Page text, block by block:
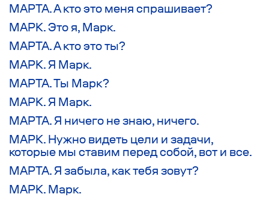
МАРТА. А кто это меня спрашивает?
МАРК. Это я, Марк.
МАРТА. А кто это ты?
МАРК. Я Марк.
МАРТА. Ты Марк?
МАРК. Я Марк.
МАРТА. Я ничего не знаю, ничего.
МАРК. Нужно видеть цели и задачи,
которые мы ставим перед собой, вот и все.
МАРТА. Я забыла, как тебя зовут?
МАРК. Марк.